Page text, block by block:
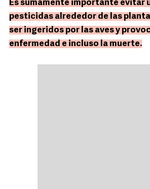
Es sumamente importante evitar
pesticidas alrededor de las
ser ingeridos por las aves y
enfermedad e incluso la muerte.